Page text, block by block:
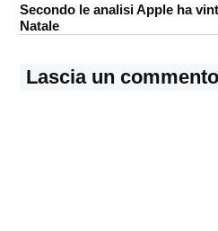
Secondo le analisi Apple ha
Natale
Lascia un commento